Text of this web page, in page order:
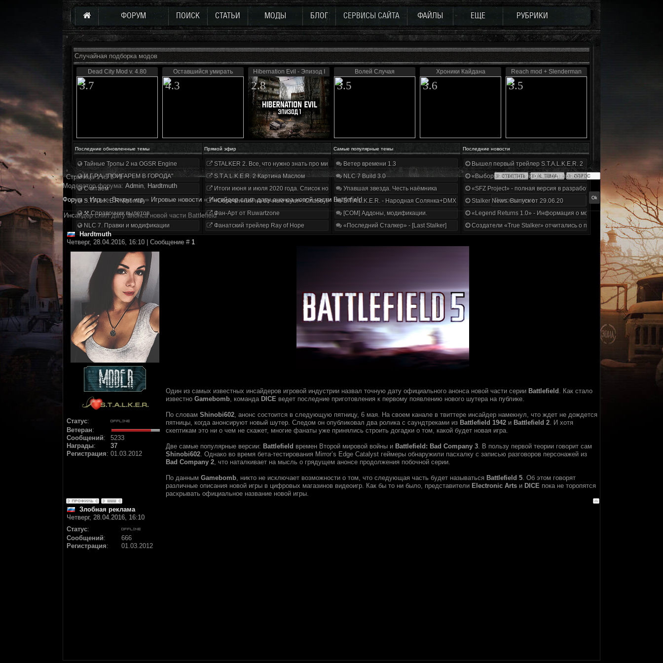
ФОРУМ ПОИСК СТАТЬИ МОДЫ БЛОГ СЕРВИСЫ САЙТА ФАЙЛЫ ЕЩЕ РУБРИКИ
Случайная подборка модов
Dead City Mod v. 4.80
3.7
Оставшийся умирать
4.3
Hibernation Evil - Эпизод I
2.8
Волей Случая
3.5
Хроники Кайдана
3.6
Reach mod + Slenderman
3.5
Последние обновленные темы Прямой эфир Самые популярные темы Последние новости
Тайные Тропы 2 на OGSR Engine
И.Г.Р.А. "ПОИГАРЕМ В ГОРОДА"
Считаем
S.T.A.L.K.E.R. Anomaly
⚒ Справочник вылетов
NLC 7. Правки и модификации
STALKER 2. Все, что нужно знать про мир, геймплей и сюжет | Разбор трейлера
S.T.A.L.K.E.R. 2 Картина Маслом
Итоги июня и июля 2020 года. Список нововведений
«Обречённый на вечные муки». Слабоумие и отвага
Фан-Арт от Ruwartzone
Фанатский трейлер Ray of Hope
Ветер времени 1.3
NLC 7 Build 3.0
Упавшая звезда. Честь наёмника
S.T.A.L.K.E.R. - Народная Солянка+DMX 1.3.5.ООП.МА.К.
[COM] Аддоны, модификации.
«Последний Сталкер» - [Last Stalker]
Вышел первый трейлер S.T.A.L.K.E.R. 2
«Выбор» - четвертый отчет о разработке!
«SFZ Project» - полная версия в разработке!
Stalker News. Выпуск от 29.06.20
«Legend Returns 1.0» - Информация о моде за июнь 2020
Создатели «True Stalker» отчитались о проделанной работе
Страница1из1
1
Модератор форума: Аdmin, Hardtmuth
Форум » Игры » Вокруг игр » Игровые новости » Инсайдер слил дату анонса новой части Battlefield
Инсайдер слил дату анонса новой части Battlefield
Hardtmuth
Четверг, 28.04.2016, 16:10 | Сообщение # 1
Статус:
Ветеран:
Сообщений:
5233
Награды:
37
Регистрация: 01.03.2012
Один из самых известных инсайдеров игровой индустрии назвал точную дату официального анонса новой части серии Battlefield . Как стало
известно Gamebomb, команда DICE ведет последние приготовления к первому появлению нового шутера на публике.
По словам Shinobi602, анонс состоится в следующую пятницу, 6 мая. На своем канале в твиттере инсайдер намекнул, что ждет не дождется
пятницы, когда анонсируют новый шутер. Следом он опубликовал два ролика с саундтреками из Battlefield 1942 и Battlefield 2. И хотя
скептикам это ни о чем не скажет, многие фанаты уже принялись строить догадки о том, какой будет новая игра.
Две самые популярные версии: Battlefield времен Второй мировой войны и Battlefield: Bad Company 3. В пользу первой теории говорит сам
Shinobi602. Однако во время бета-тестирования Mirror’s Edge Catalyst геймеры обнаружили пасхалку с записью разговоров персонажей из
Bad Company 2, что наталкивает на мысль о грядущем анонсе продолжения побочной серии.
По данным Gamebomb, никто не исключает возможности о том, что следующая часть будет называться Battlefield 5. Об этом говорят
различные описания новой игры в цифровых магазинов видеоигр. Как бы то ни было, представители Electronic Arts и DICE пока не торопятся
раскрывать официальное название новой игры.
Злобная реклама
Четверг, 28.04.2016, 16:10
Статус:
Сообщений:
666
Регистрация: 01.03.2012